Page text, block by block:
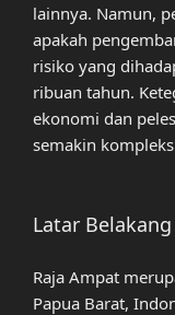
lainnya. Namun,
apakah
risiko yang
ribuan tahun.
ekonomi dan
semakin
Latar
Raja Ampat
Papua Barat,